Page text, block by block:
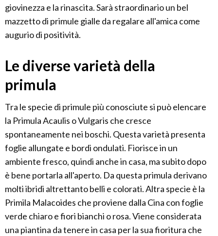
giovinezza e la rinascita. Sarà straordinario un bel
mazzetto di primule gialle da regalare all'amica come
augurio di positività.
Le diverse varietà della
primula
Tra le specie di primule più conosciute si può elencare
la Primula Acaulis o Vulgaris che cresce
spontaneamente nei boschi. Questa varietà presenta
foglie allungate e bordi ondulati. Fiorisce in un
ambiente fresco, quindi anche in casa, ma subito dopo
è bene portarla all'aperto. Da questa primula derivano
molti ibridi altrettanto belli e colorati. Altra specie è la
Primila Malacoides che proviene dalla Cina con foglie
verde chiaro e fiori bianchi o rosa. Viene considerata
una piantina da tenere in casa per la sua fioritura che